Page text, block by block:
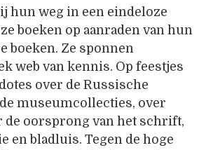
hun weg in een eindeloze
boeken op aanraden van hun
boeken. Ze sponnen
web van kennis. Op feestjes
over de Russische
museumcollecties, over
de oorsprong van het schrift,
en bladluis. Tegen de hoge